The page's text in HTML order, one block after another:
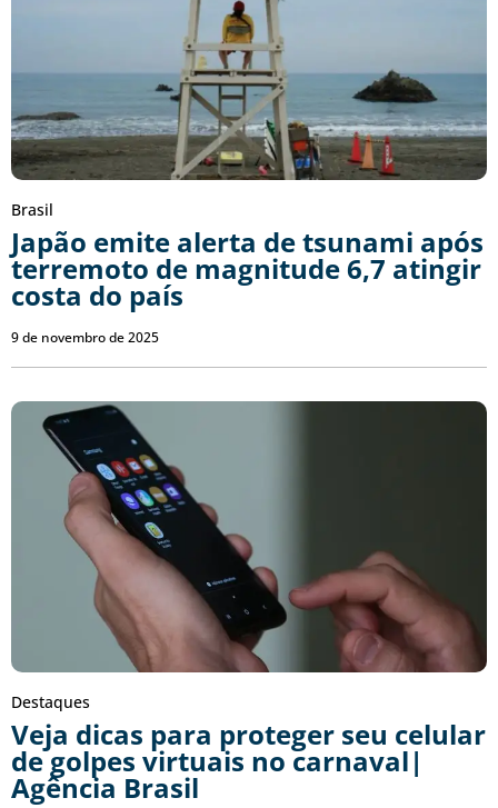
Brasil
Japão emite alerta de tsunami após
terremoto de magnitude 6,7 atingir
costa do país
9 de novembro de 2025
Destaques
Veja dicas para proteger seu celular
de golpes virtuais no carnaval|
Agência Brasil